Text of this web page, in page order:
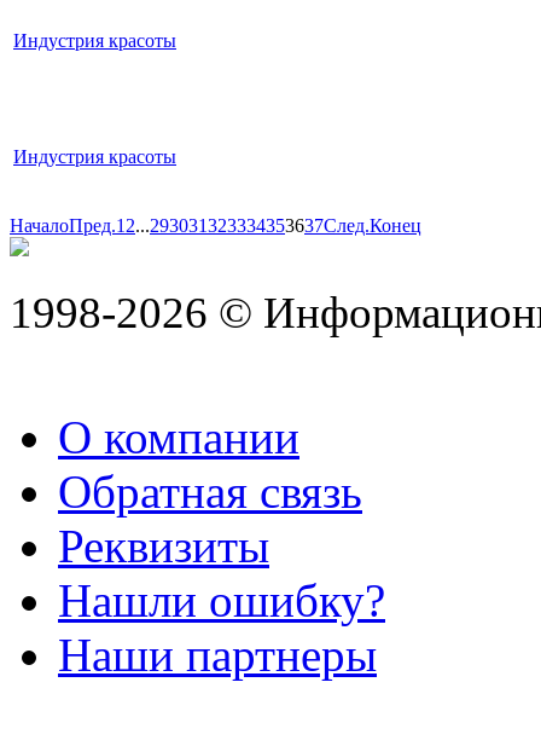
Индустрия красоты
Индустрия красоты
НачалоПред.1 2...293031323334353637След.Конец
1998-2026 ©
О компании
Обратная связь
Реквизиты
Нашли ошибку?
Наши партнеры